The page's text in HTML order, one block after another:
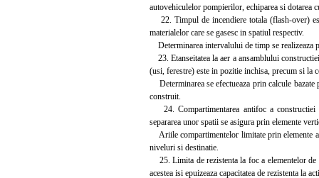
autovehiculelor pompierilor, echiparea si dotarea
22. Timpul de incendiere totala (flash-over)
materialelor care se gasesc in spatiul respectiv.
Determinarea intervalului de timp se realizeaza
23. Etanseitatea la aer a ansamblului
(usi, ferestre) este in pozitie inchisa, precum si la
Determinarea se efectueaza prin calcule
construit.
24. Compartimentarea antifoc a constructiei
separarea unor spatii se asigura prin elemente
Ariile compartimentelor limitate prin elemente
niveluri si destinatie.
25. Limita de rezistenta la foc a elementelor de
acestea isi epuizeaza capacitatea de rezistenta la